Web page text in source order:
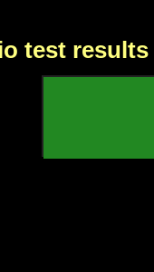
test results